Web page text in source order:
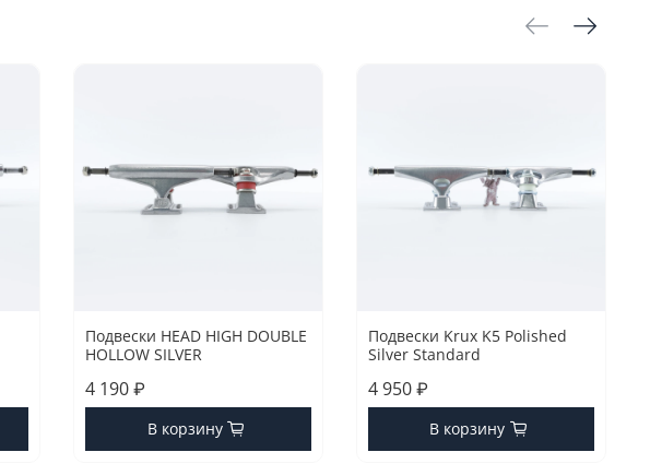
Подвески HEAD HIGH DOUBLE
HOLLOW SILVER
4 190 ₽
В корзину
Подвески Krux K5 Polished
Silver Standard
4 950 ₽
В корзину